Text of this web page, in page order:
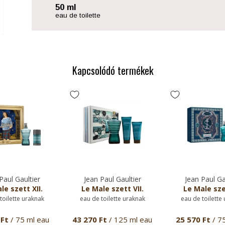
50 ml
eau de toilette
Kapcsolódó termékek
Gaultier
szett XII.
uraknak
/ 75 ml eau
Jean Paul Gaultier
Le Male szett VII.
eau de toilette uraknak
43 270 Ft / 125 ml eau
Jean Paul
Le Male
eau de toilette
25 570 Ft /